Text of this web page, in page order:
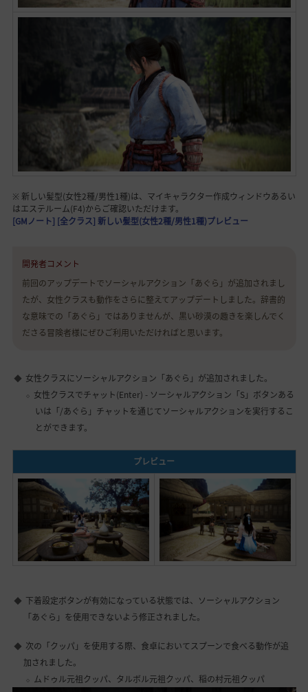
※ 新しい髪型(女性2種/男性1種)は、マイキャラクター作成ウィンドウあるい
はエステルーム(F4)からご確認いただけます。
[GMノート] [全クラス] 新しい髪型(女性2種/男性1種)プレビュー
開発者コメント
前回のアップデートでソーシャルアクション「あぐら」が追加されまし
たが、女性クラスも動作をさらに整えてアップデートしました。辞書的
な意味での「あぐら」ではありませんが、黒い砂漠の趣きを楽しんでく
ださる冒険者様にぜひご利用いただければと思います。
女性クラスにソーシャルアクション「あぐら」が追加されました。
女性クラスでチャット(Enter) - ソーシャルアクション「S」ボタンある
いは「/あぐら」チャットを通じてソーシャルアクションを実行するこ
とができます。
プレビュー
下着設定ボタンが有効になっている状態では、ソーシャルアクション
「あぐら」を使用できないよう修正されました。
次の「クッパ」を使用する際、食卓においてスプーンで食べる動作が追
加されました。
ムドゥル元祖クッパ、タルボル元祖クッパ、稲の村元祖クッパ